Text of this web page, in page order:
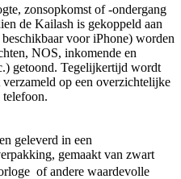
zonsopkomst of -ondergang
de Kailash is gekoppeld aan
voor iPhone) worden
NOS, inkomende en
getoond. Tegelijkertijd wordt
op een overzichtelijke
geleverd in een
gemaakt van zwart
 of andere waardevolle